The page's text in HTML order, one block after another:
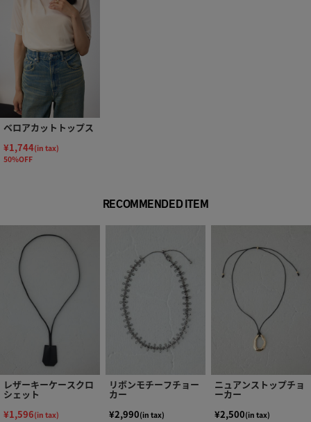
ベロアカットトップス
¥1,744(in tax)
50%OFF
RECOMMENDED ITEM
レザーキーケースクロ
シェット
¥1,596(in tax)
リボンモチーフチョー
カー
¥2,990(in tax)
ニュアンストップチョ
ーカー
¥2,500(in tax)